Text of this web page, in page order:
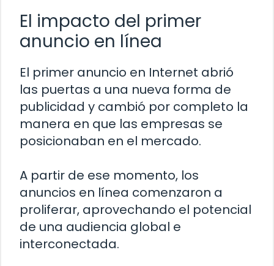
El impacto del primer
anuncio en línea
El primer anuncio en Internet abrió
las puertas a una nueva forma de
publicidad y cambió por completo la
manera en que las empresas se
posicionaban en el mercado.
A partir de ese momento, los
anuncios en línea comenzaron a
proliferar, aprovechando el potencial
de una audiencia global e
interconectada.